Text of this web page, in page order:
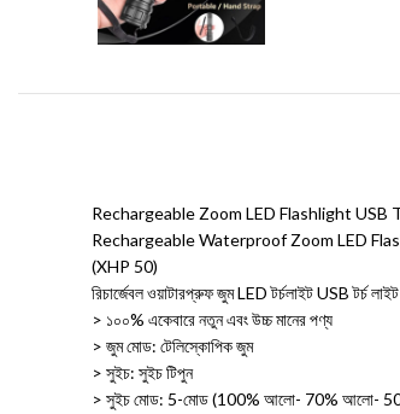
Rechargeable Zoom LED Flashlight
Rechargeable Waterproof Zoom LED
(XHP 50)
রিচার্জেবল ওয়াটারপ্রুফ জুম LED টর্চলাইট USB টর্চ লাইট
> ১০০% একেবারে নতুন এবং উচ্চ মানের পণ্য
> জুম মোড: টেলিস্কোপিক জুম
> সুইচ: সুইচ টিপুন
> সুইচ মোড: 5-মোড (100% আলো- 70% আলো-